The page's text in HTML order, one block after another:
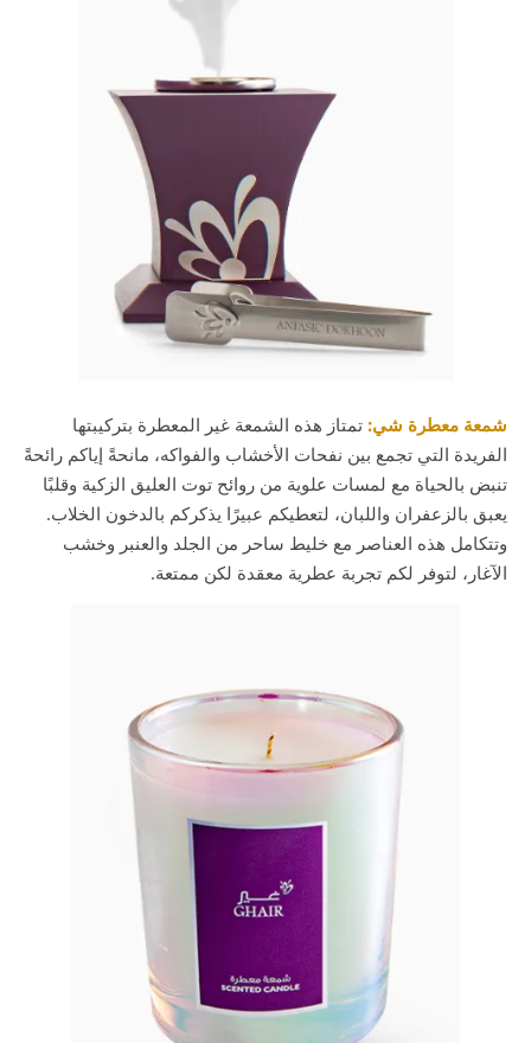
شمعة معطرة شي: تمتاز هذه الشمعة غير المعطرة بتركيبتها
الفريدة التي تجمع بين نفحات الأخشاب والفواكه، مانحةً إياكم رائحةً
تنبض بالحياة مع لمسات علوية من روائح توت العليق الزكية وقلبًا
يعبق بالزعفران واللبان، لتعطيكم عبيرًا يذكركم بالدخون الخلاب.
وتتكامل هذه العناصر مع خليط ساحر من الجلد والعنبر وخشب
الآغار، لتوفر لكم تجربة عطرية معقدة لكن ممتعة.